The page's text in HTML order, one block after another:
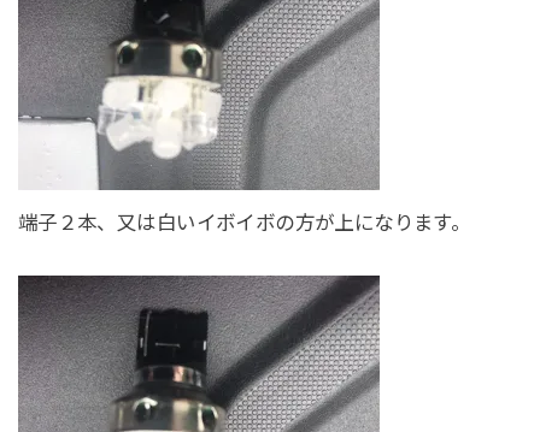
端子２本、又は白いイボイボの方が上になります。